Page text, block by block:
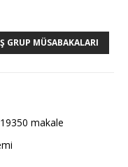
GRUP MÜSABAKALARI
19350 makale